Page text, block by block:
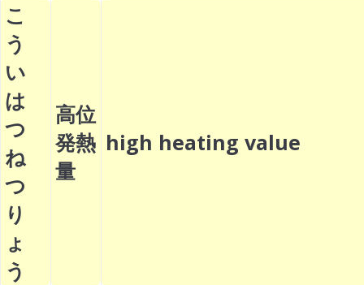
こ
う
い
は
つ
ね
つ
り
ょ
う
高位
発熱
量
high heating value